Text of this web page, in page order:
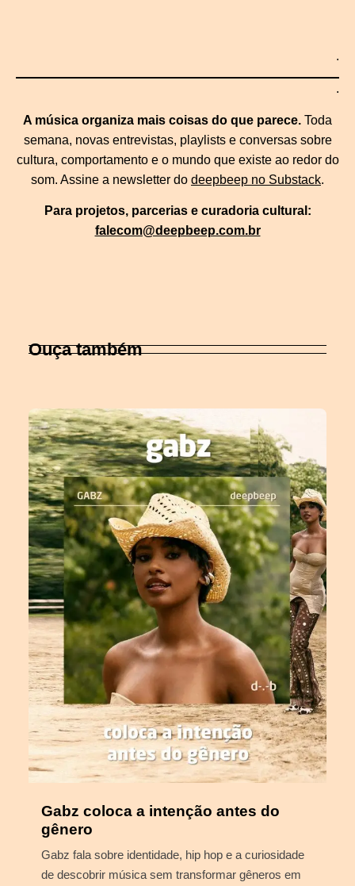
.
.
A música organiza mais coisas do que parece. Toda
semana, novas entrevistas, playlists e conversas sobre
cultura, comportamento e o mundo que existe ao redor do
som. Assine a newsletter do deepbeep no Substack.
Para projetos, parcerias e curadoria cultural:
falecom@deepbeep.com.br
Ouça também
Gabz coloca a intenção antes do
gênero
Gabz fala sobre identidade, hip hop e a curiosidade
de descobrir música sem transformar gêneros em